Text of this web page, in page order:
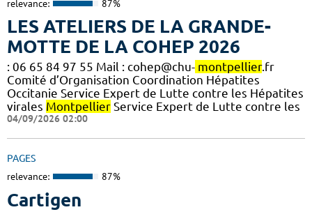
relevance: 87%
LES ATELIERS DE LA GRANDE-
MOTTE DE LA COHEP 2026
: 06 65 84 97 55 Mail : cohep@chu- montpellier.fr
Comité d’Organisation Coordination Hépatites
Occitanie Service Expert de Lutte contre les Hépatites
virales Montpellier Service Expert de Lutte contre les
04/09/2026 02:00
PAGES
relevance: 87%
Cartigen